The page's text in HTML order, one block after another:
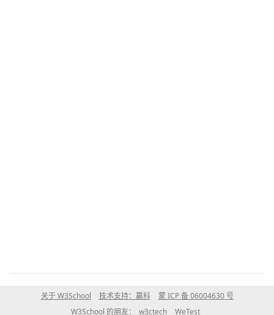
关于 W3School 技术支持：赢科
蒙 ICP 备 06004630 号
W3School 的朋友：
w3ctech WeTest